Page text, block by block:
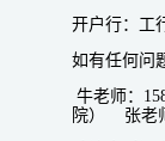
开户行：工
如有任何问
牛老师：
院） 张老师